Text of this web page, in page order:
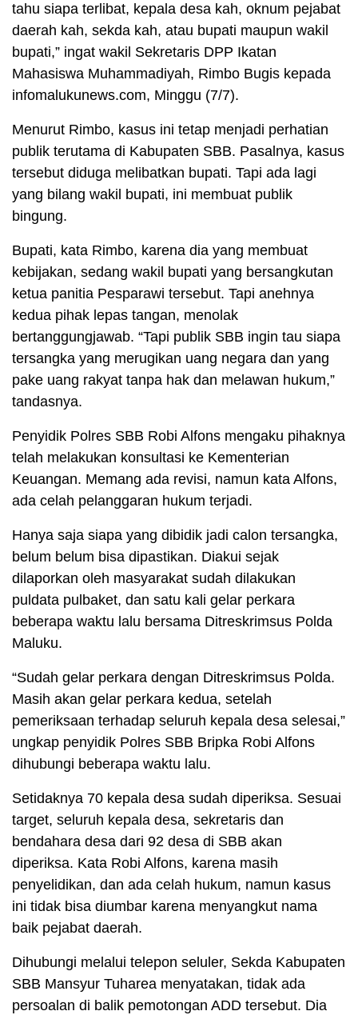
tahu siapa terlibat, kepala desa kah, oknum pejabat
daerah kah, sekda kah, atau bupati maupun wakil
bupati,” ingat wakil Sekretaris DPP Ikatan
Mahasiswa Muhammadiyah, Rimbo Bugis kepada
infomalukunews.com, Minggu (7/7).
Menurut Rimbo, kasus ini tetap menjadi perhatian
publik terutama di Kabupaten SBB. Pasalnya, kasus
tersebut diduga melibatkan bupati. Tapi ada lagi
yang bilang wakil bupati, ini membuat publik
bingung.
Bupati, kata Rimbo, karena dia yang membuat
kebijakan, sedang wakil bupati yang bersangkutan
ketua panitia Pesparawi tersebut. Tapi anehnya
kedua pihak lepas tangan, menolak
bertanggungjawab. “Tapi publik SBB ingin tau siapa
tersangka yang merugikan uang negara dan yang
pake uang rakyat tanpa hak dan melawan hukum,”
tandasnya.
Penyidik Polres SBB Robi Alfons mengaku pihaknya
telah melakukan konsultasi ke Kementerian
Keuangan. Memang ada revisi, namun kata Alfons,
ada celah pelanggaran hukum terjadi.
Hanya saja siapa yang dibidik jadi calon tersangka,
belum belum bisa dipastikan. Diakui sejak
dilaporkan oleh masyarakat sudah dilakukan
puldata pulbaket, dan satu kali gelar perkara
beberapa waktu lalu bersama Ditreskrimsus Polda
Maluku.
“Sudah gelar perkara dengan Ditreskrimsus Polda.
Masih akan gelar perkara kedua, setelah
pemeriksaan terhadap seluruh kepala desa selesai,”
ungkap penyidik Polres SBB Bripka Robi Alfons
dihubungi beberapa waktu lalu.
Setidaknya 70 kepala desa sudah diperiksa. Sesuai
target, seluruh kepala desa, sekretaris dan
bendahara desa dari 92 desa di SBB akan
diperiksa. Kata Robi Alfons, karena masih
penyelidikan, dan ada celah hukum, namun kasus
ini tidak bisa diumbar karena menyangkut nama
baik pejabat daerah.
Dihubungi melalui telepon seluler, Sekda Kabupaten
SBB Mansyur Tuharea menyatakan, tidak ada
persoalan di balik pemotongan ADD tersebut. Dia